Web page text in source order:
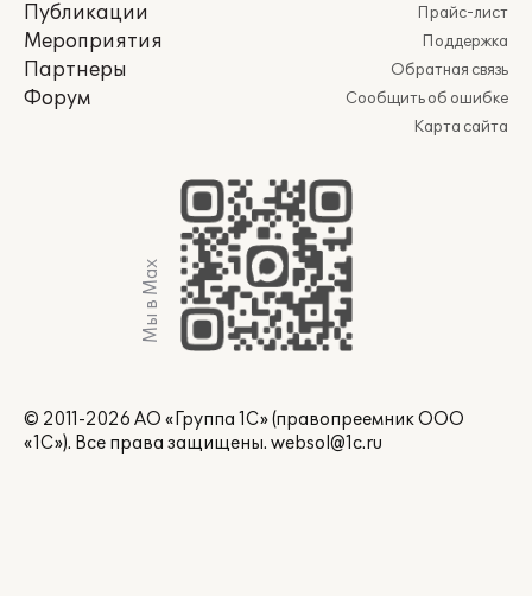
Публикации
Мероприятия
Партнеры
Форум
Прайс-лист
Поддержка
Обратная связь
Сообщить об ошибке
Карта сайта
Мы в Max
© 2011-2026 АО «Группа 1С» (правопреемник ООО
«1С»). Все права защищены. websol@1c.ru